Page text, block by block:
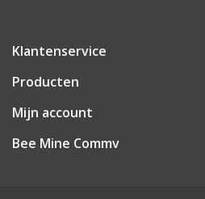
Klantenservice
Producten
Mijn account
Bee Mine Commv